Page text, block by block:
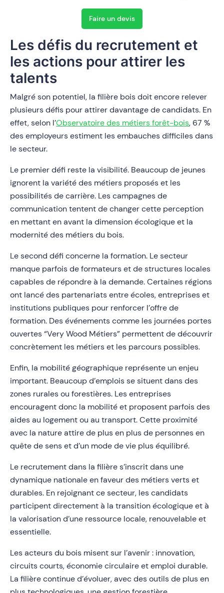
Faire un devis
Les défis du recrutement et
les actions pour attirer les
talents
Malgré son potentiel, la filière bois doit encore relever
plusieurs défis pour attirer davantage de candidats. En
effet, selon l’Observatoire des métiers forêt-bois, 67 %
des employeurs estiment les embauches difficiles dans
le secteur.
Le premier défi reste la visibilité. Beaucoup de jeunes
ignorent la variété des métiers proposés et les
possibilités de carrière. Les campagnes de
communication tentent de changer cette perception
en mettant en avant la dimension écologique et la
modernité des métiers du bois.
Le second défi concerne la formation. Le secteur
manque parfois de formateurs et de structures locales
capables de répondre à la demande. Certaines régions
ont lancé des partenariats entre écoles, entreprises et
institutions publiques pour renforcer l’offre de
formation. Des événements comme les journées portes
ouvertes “Very Wood Métiers” permettent de découvrir
concrètement les métiers et les parcours possibles.
Enfin, la mobilité géographique représente un enjeu
important. Beaucoup d’emplois se situent dans des
zones rurales ou forestières. Les entreprises
encouragent donc la mobilité et proposent parfois des
aides au logement ou au transport. Cette proximité
avec la nature attire de plus en plus de personnes en
quête de sens et d’un mode de vie plus équilibré.
Le recrutement dans la filière s’inscrit dans une
dynamique nationale en faveur des métiers verts et
durables. En rejoignant ce secteur, les candidats
participent directement à la transition écologique et à
la valorisation d’une ressource locale, renouvelable et
essentielle.
Les acteurs du bois misent sur l’avenir : innovation,
circuits courts, économie circulaire et emploi durable.
La filière continue d’évoluer, avec des outils de plus en